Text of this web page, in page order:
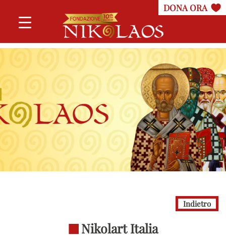
Indietro
Nikolart Italia